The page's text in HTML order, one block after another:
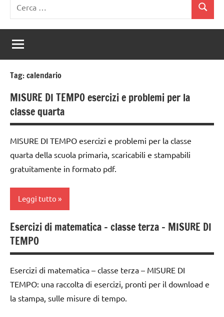
per:
Cerca
Tag:calendario
MISURE DI TEMPO esercizi e problemi per la
classe quarta
MISURE DI TEMPO esercizi e problemi per la classe
quarta della scuola primaria, scaricabili e stampabili
gratuitamente in formato pdf.
Leggi tutto
classe
4a
6
anni
DOWNLOAD
Esercizi di matematica – classe terza – MISURE DI
TEMPO
Esercizi di matematica – classe terza – MISURE DI
TEMPO: una raccolta di esercizi, pronti per il download e
la stampa, sulle misure di tempo.